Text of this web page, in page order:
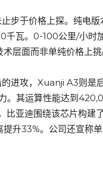
步于价格上探。纯电
瓦。0-100公里/小时
层面而非单纯价格上挑
进攻，Xuanji A3则是
。其运算性能达到
比亚迪围绕该芯片构
提升33%。公司还宣称